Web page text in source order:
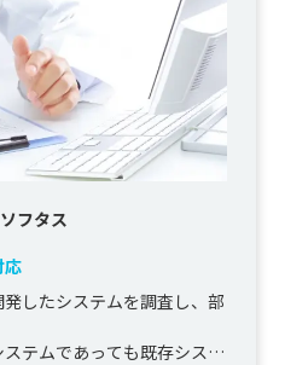
フタス
応
したシステムを調査し、部
テムであっても既存システ